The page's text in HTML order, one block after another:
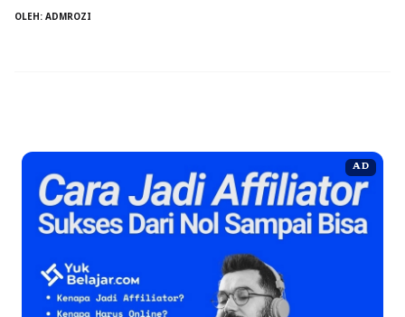
kesehatan jantung. Padahal, penyakit jantung merupakan salah
OLEH: ADMROZI
AD